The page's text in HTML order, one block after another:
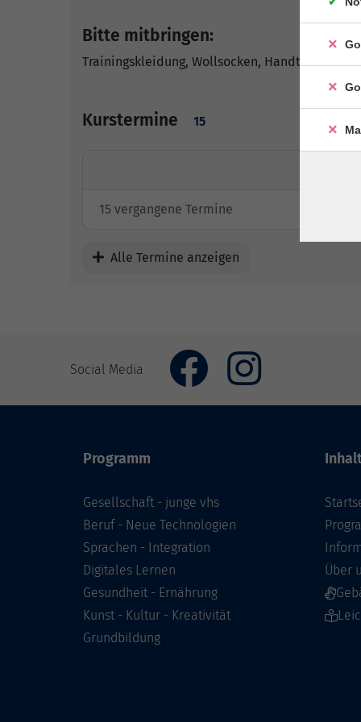
Bitte mitbringen:
Trainingskleidung, Wollsocken, Handtuch
Kurstermine 15
15 vergangene Termine
Alle Termine anzeigen
Social Media
Programm
Gesellschaft - junge vhs
Beruf - Neue Technologien
Sprachen - Integration
Digitales Lernen
Gesundheit - Ernährung
Kunst - Kultur - Kreativität
Grundbildung
Über